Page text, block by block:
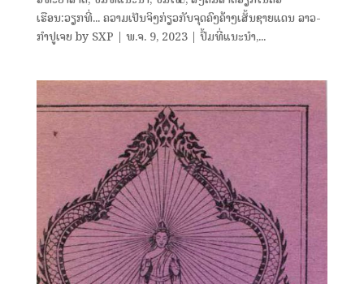
ເຮືອນ:ວຽກທີ່... ຄວາມເປັນຈິງກ່ຽວກັບຈຸດຄົງຄ້າງເສັ້ນຊາຍແດນ ລາວ-
ກຳປູເຈຍ by SXP | ​ພ.ຈ. 9, 2023 | ປຶ້ມທີ່ແນະນຳ,...